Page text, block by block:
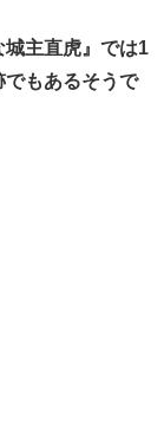
城主直虎』では1
でもあるそうで